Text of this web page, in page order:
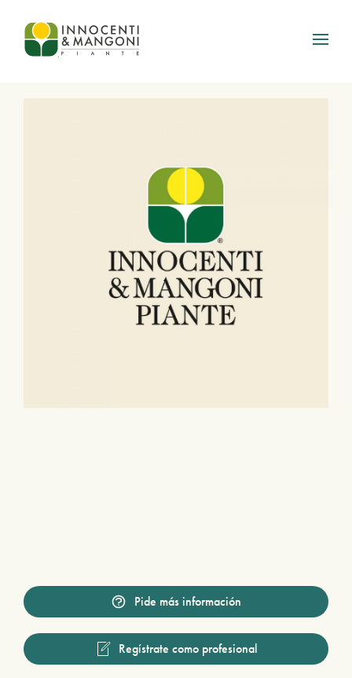
Skip to main content
Pide más información
Regístrate como profesional